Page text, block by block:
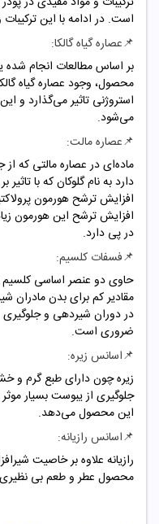
است. در ادامه با این
📌عصاره گیاه گالکا:
بر اساس مطالعات انجام شده
محصول، وجود عصاره گیاه
استروژنی تاثیر می‌گذارد و
می‌شود.
📌عصاره مالت:
ماده‌ای در عصاره مالتی که
دارد به نام گلوکان که با
افزایش ترشح هورمون
افزایش ترشح این هورمون
در پی دارد.
📌فسفات کلسیم:
حاوی دو عنصر اساسی
مقادیر کم برای بدن مادران
در دوران شیردهی و جلوگیری
ضروری است.
📌اسانس زیره:
زیره چون دارای طبع گرم و
جلوگیری از یبوست بسیار
این محصول می‌دهد.
📌اسانس رازیانه:
رازیانه علاوه بر خاصیت
محصول عطر و طعم بی